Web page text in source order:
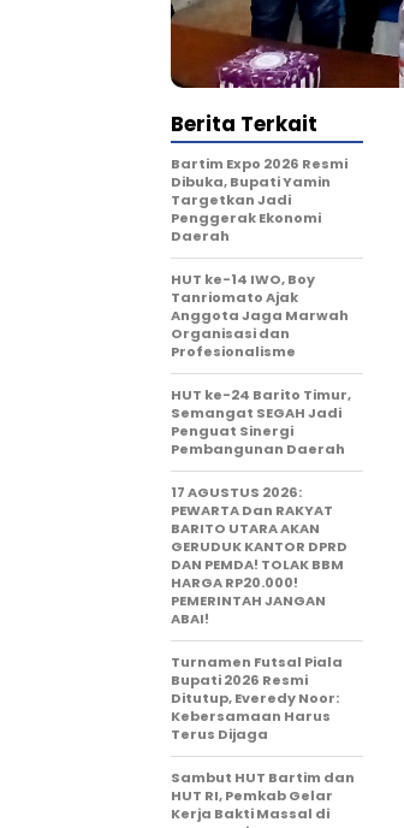
Berita Terkait
Bartim Expo 2026 Resmi
Dibuka, Bupati Yamin
Targetkan Jadi
Penggerak Ekonomi
Daerah
HUT ke-14 IWO, Boy
Tanriomato Ajak
Anggota Jaga Marwah
Organisasi dan
Profesionalisme
HUT ke-24 Barito Timur,
Semangat SEGAH Jadi
Penguat Sinergi
Pembangunan Daerah
17 AGUSTUS 2026:
PEWARTA Dan RAKYAT
BARITO UTARA AKAN
GERUDUK KANTOR DPRD
DAN PEMDA! TOLAK BBM
HARGA RP20.000!
PEMERINTAH JANGAN
ABAI!
Turnamen Futsal Piala
Bupati 2026 Resmi
Ditutup, Everedy Noor:
Kebersamaan Harus
Terus Dijaga
Sambut HUT Bartim dan
HUT RI, Pemkab Gelar
Kerja Bakti Massal di